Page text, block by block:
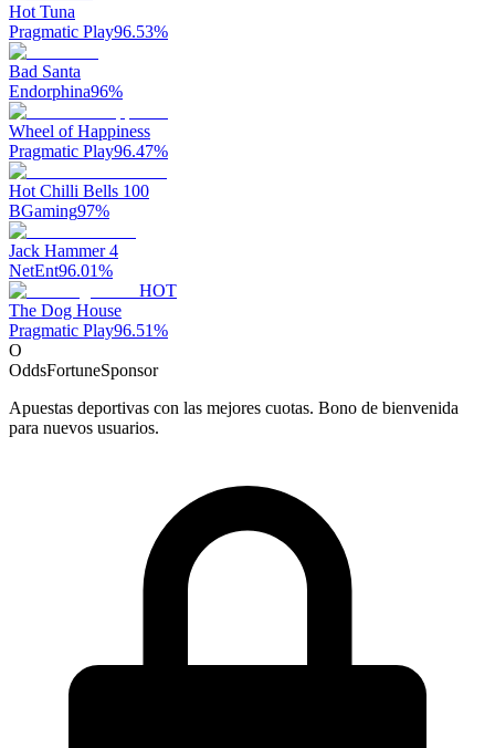
Hot Tuna
Pragmatic Play96.53%
Bad Santa
Endorphina96%
Wheel of Happiness
Pragmatic Play96.47%
Hot Chilli Bells 100
BGaming97%
Jack Hammer 4
NetEnt96.01%
HOT
The Dog House
Pragmatic Play96.51%
O
OddsFortuneSponsor
Apuestas deportivas con las mejores cuotas. Bono de bienvenida
para nuevos usuarios.